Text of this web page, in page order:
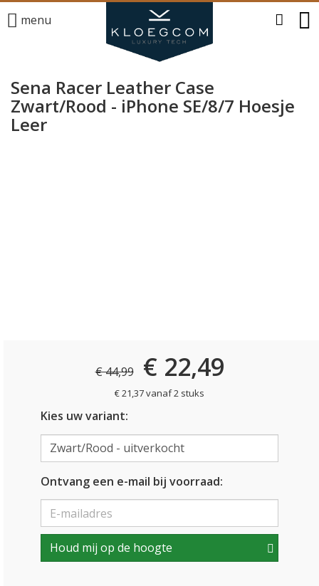
menu
Sena Racer Leather Case
Zwart/Rood - iPhone SE/8/7 Hoesje
Leer
€ 44,99 € 22,49
€ 21,37 vanaf 2 stuks
Kies uw variant:
Ontvang een e-mail bij voorraad:
Houd mij op de hoogte